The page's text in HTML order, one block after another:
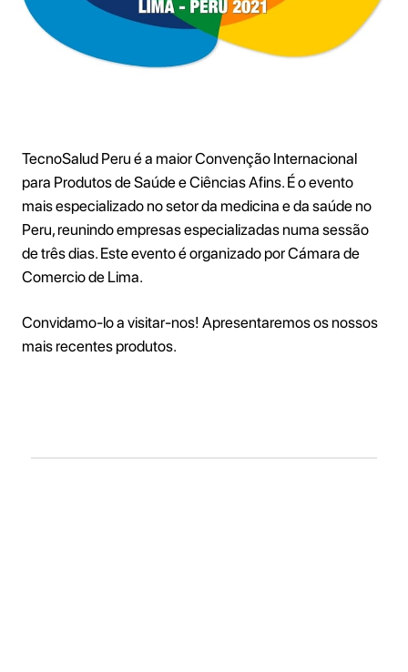
TecnoSalud Peru é a maior Convenção Internacional
para Produtos de Saúde e Ciências Afins. É o evento
mais especializado no setor da medicina e da saúde no
Peru, reunindo empresas especializadas numa sessão
de três dias. Este evento é organizado por Cámara de
Comercio de Lima.
Convidamo-lo a visitar-nos! Apresentaremos os nossos
mais recentes produtos.